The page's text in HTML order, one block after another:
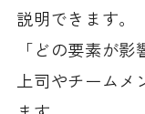
説明できます。
「どの要素が
上司やチームメ